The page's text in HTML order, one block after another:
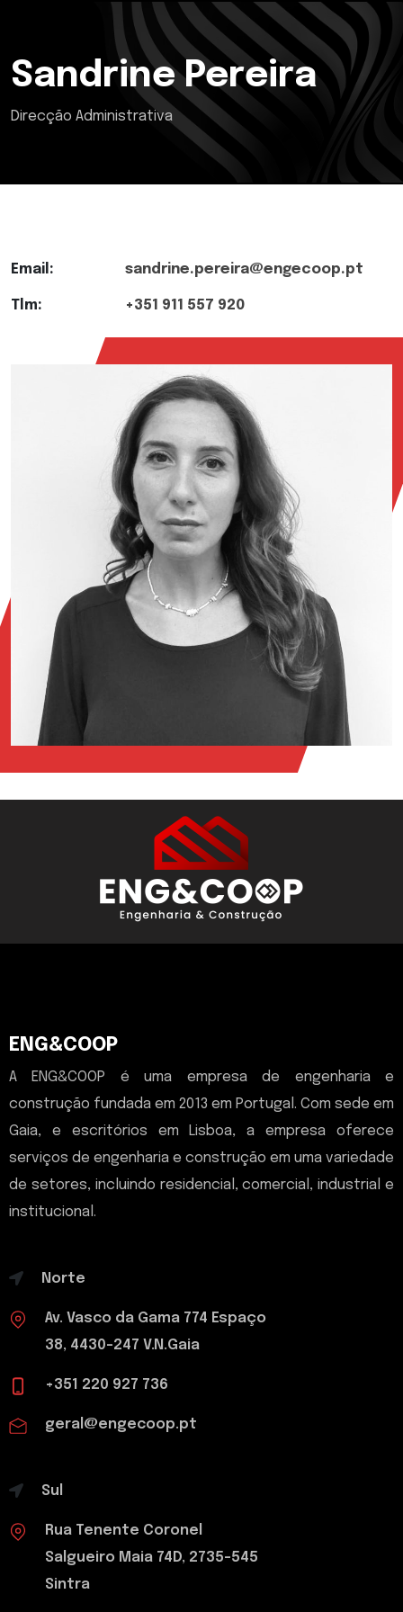
Sandrine Pereira
Direcção Administrativa
Email: sandrine.pereira@engecoop.pt
Tlm: +351 911 557 920
ENG&COOP
A ENG&COOP é uma empresa de engenharia e
construção fundada em 2013 em Portugal. Com sede em
Gaia, e escritórios em Lisboa, a empresa oferece
serviços de engenharia e construção em uma variedade
de setores, incluindo residencial, comercial, industrial e
institucional.
Norte
Av. Vasco da Gama 774 Espaço
38, 4430-247 V.N.Gaia
+351 220 927 736
geral@engecoop.pt
Sul
Rua Tenente Coronel
Salgueiro Maia 74D, 2735-545
Sintra